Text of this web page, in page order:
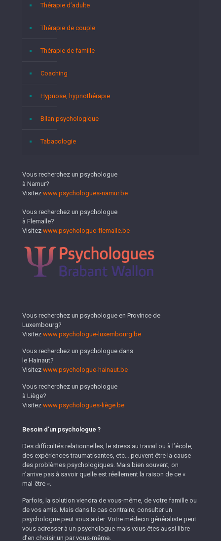
Thérapie d’adulte
Thérapie de couple
Thérapie de famille
Coaching
Hypnose, hypnothérapie
Bilan psychologique
Tabacologie
Vous recherchez un psychologue
à Namur?
Visitez www.psychologues-namur.be
Vous recherchez un psychologue
à Flemalle?
Visitez www.psychologue-flemalle.be
Vous recherchez un psychologue en Province de
Luxembourg?
Visitez www.psychologue-luxembourg.be
Vous recherchez un psychologue dans
le Hainaut?
Visitez www.psychologue-hainaut.be
Vous recherchez un psychologue
à Liège?
Visitez www.psychologues-liège.be
Besoin d’un psychologue ?
Des difficultés relationnelles, le stress au travail ou à l’école,
des expériences traumatisantes, etc… peuvent être la cause
des problèmes psychologiques. Mais bien souvent, on
n’arrive pas à savoir quelle est réellement la raison de ce «
mal-être ».
Parfois, la solution viendra de vous-même, de votre famille ou
de vos amis. Mais dans le cas contraire; consulter un
psychologue peut vous aider. Votre médecin généraliste peut
vous adresser à un psychologue mais vous êtes aussi libre
d’en choisir un par vous-même.